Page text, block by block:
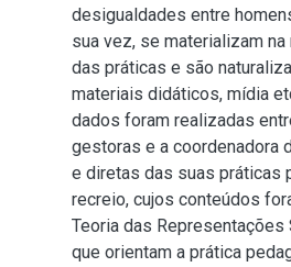
desigualdades entre
sua vez, se materializam
das práticas e são
materiais didáticos, mídia
dados foram realizadas
gestoras e a coordenadora
e diretas das suas práticas
recreio, cujos conteúdos
Teoria das
que orientam a prática